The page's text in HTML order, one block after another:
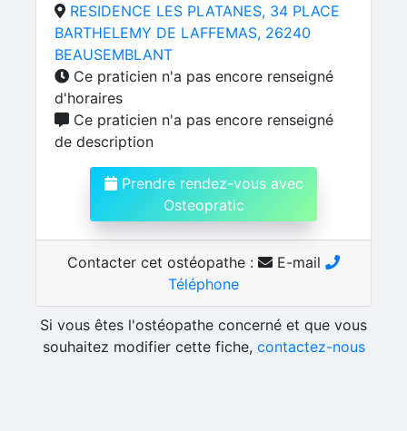
RESIDENCE LES PLATANES, 34 PLACE
BARTHELEMY DE LAFFEMAS, 26240
BEAUSEMBLANT
Ce praticien n'a pas encore renseigné
d'horaires
Ce praticien n'a pas encore renseigné
de description
Prendre rendez-vous avec
Osteopratic
Contacter cet ostéopathe :
E-mail
Téléphone
Si vous êtes l'ostéopathe concerné et que vous
souhaitez modifier cette fiche, contactez-nous